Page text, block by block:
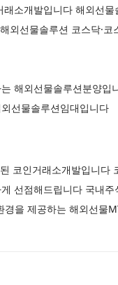
소개발입니다 해외선
외선물솔루션 코스닥·코
해외선물솔루션분양입
선물솔루션임대입니다
코인거래소개발입니다
선점해드립니다 국내주
을 제공하는 해외선물